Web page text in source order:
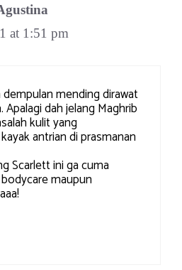
at 1:51 pm
mending dirawat
dah jelang Maghrib
kulit yang
antrian di prasmanan
Scarlett ini ga cuma
maupun